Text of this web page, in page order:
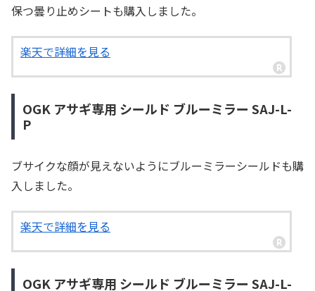
保つ曇り止めシートも購入しました。
楽天で詳細を見る
OGK アサギ専用 シールド ブルーミラー SAJ-L-
P
ブサイクな顔が見えないようにブルーミラーシールドも購
入しました。
楽天で詳細を見る
OGK アサギ専用 シールド ブルーミラー SAJ-L-